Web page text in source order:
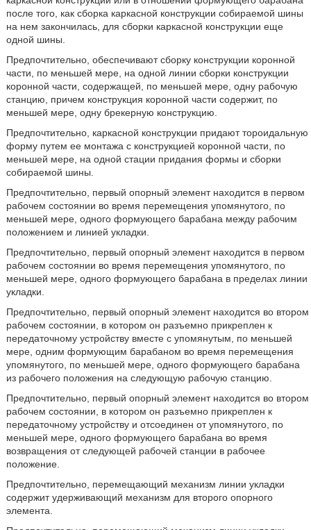
после того, как сборка каркасной конструкции собираемой шины
на нем закончилась, для сборки каркасной конструкции еще
одной шины.
Предпочтительно, обеспечивают сборку конструкции коронной
части, по меньшей мере, на одной линии сборки конструкции
коронной части, содержащей, по меньшей мере, одну рабочую
станцию, причем конструкция коронной части содержит, по
меньшей мере, одну брекерную конструкцию.
Предпочтительно, каркасной конструкции придают тороидальную
форму путем ее монтажа с конструкцией коронной части, по
меньшей мере, на одной стации придания формы и сборки
собираемой шины.
Предпочтительно, первый опорный элемент находится в первом
рабочем состоянии во время перемещения упомянутого, по
меньшей мере, одного формующего барабана между рабочим
положением и линией укладки.
Предпочтительно, первый опорный элемент находится в первом
рабочем состоянии во время перемещения упомянутого, по
меньшей мере, одного формующего барабана в пределах линии
укладки.
Предпочтительно, первый опорный элемент находится во втором
рабочем состоянии, в котором он разъемно прикреплен к
передаточному устройству вместе с упомянутым, по меньшей
мере, одним формующим барабаном во время перемещения
упомянутого, по меньшей мере, одного формующего барабана
из рабочего положения на следующую рабочую станцию.
Предпочтительно, первый опорный элемент находится во втором
рабочем состоянии, в котором он разъемно прикреплен к
передаточному устройству и отсоединен от упомянутого, по
меньшей мере, одного формующего барабана во время
возвращения от следующей рабочей станции в рабочее
положение.
Предпочтительно, перемещающий механизм линии укладки
содержит удерживающий механизм для второго опорного
элемента.